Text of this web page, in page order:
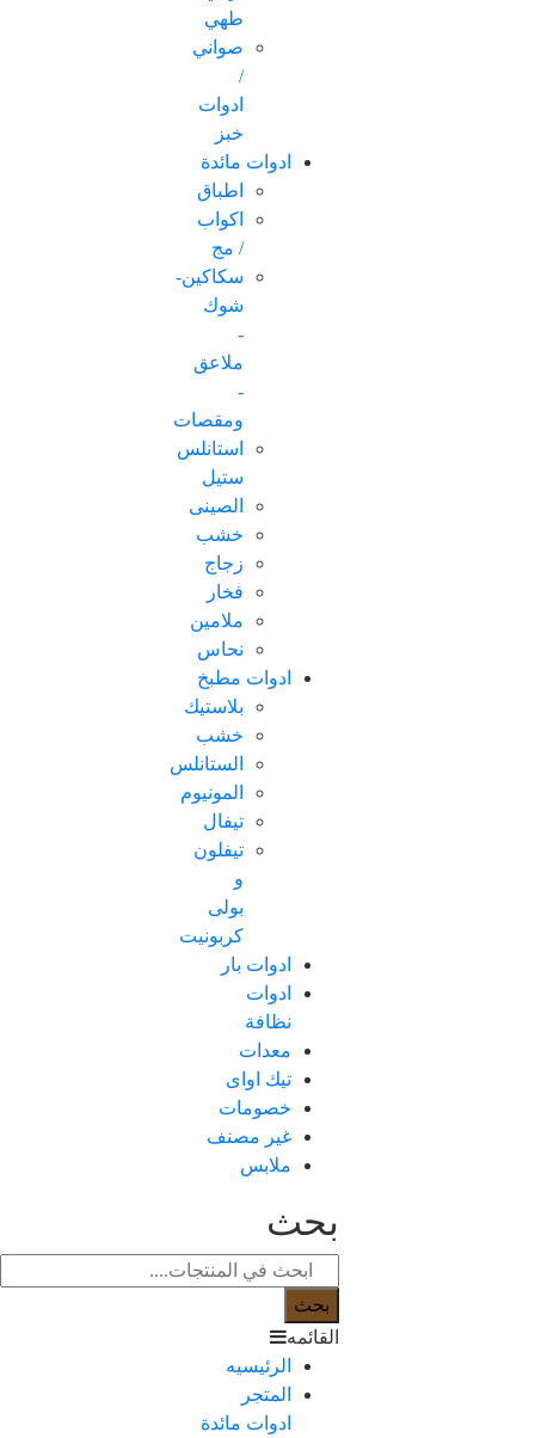
طهي
صواني
ادوات
خبز
ادوات مائدة
اطباق
اكواب
/ مج
سكاكین-
شوك
ملاعق
ومقصات
استانلس
ستيل
الصينى
خشب
زجاج
فخار
ملامين
نحاس
ادوات مطبخ
بلاستيك
خشب
الستانلس
المونيوم
تيفال
تيفلون
بولى
كربونيت
ادوات بار
ادوات
نظافة
معدات
تيك اواى
خصومات
غير مصنف
ملابس
بحث
بحث
القائمه
الرئيسيه
المتجر
ادوات مائدة